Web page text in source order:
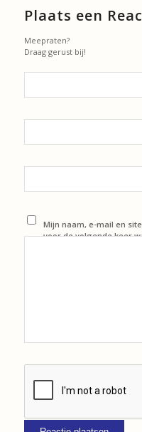
Plaats een
Meepraten?
Draag gerust bij!
Mijn naam, e-mail en
voor de volgende keer